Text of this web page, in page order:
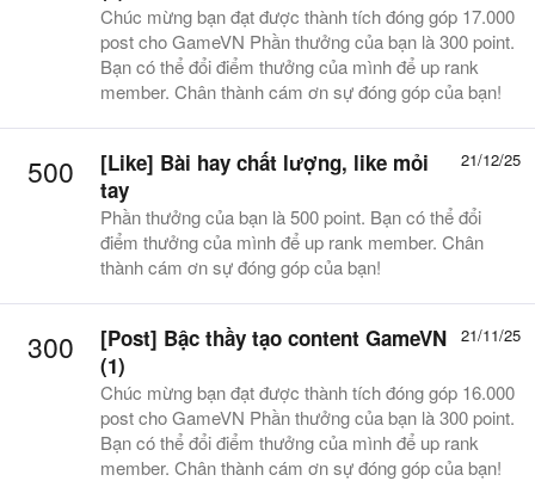
Chúc mừng bạn đạt được thành tích đóng góp 17.000
post cho GameVN Phần thưởng của bạn là 300 point.
Bạn có thể đổi điểm thưởng của mình để up rank
member. Chân thành cám ơn sự đóng góp của bạn!
500 21/12/25
[Like] Bài hay chất lượng, like mỏi
tay
Phần thưởng của bạn là 500 point. Bạn có thể đổi
điểm thưởng của mình để up rank member. Chân
thành cám ơn sự đóng góp của bạn!
300 21/11/25
[Post] Bậc thầy tạo content GameVN
(1)
Chúc mừng bạn đạt được thành tích đóng góp 16.000
post cho GameVN Phần thưởng của bạn là 300 point.
Bạn có thể đổi điểm thưởng của mình để up rank
member. Chân thành cám ơn sự đóng góp của bạn!